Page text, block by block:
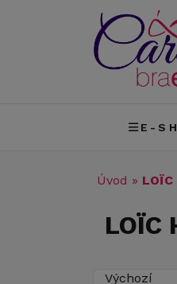
E-
Úvod » LOÏC
LOÏC
Výchozí